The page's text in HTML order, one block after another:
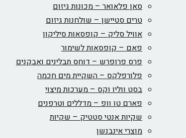
סאן פלאואר – מכונות גיזום
טרים סטיישן – שולחנות גיזום
אוויל סליק – קופסאות סיליקון
פאם – קופסאות לשימור
פרס פרופרש – דוחס תבלינים ואבקנים
פלורפלקס – השקיית מים חכמה
בסט ווליו וקס – מערכות מיצוי
פארם טו וופ – מדללים וטרפנים
שקיות אנטי סטטיק – שקיות
מוצרי אינבנשן